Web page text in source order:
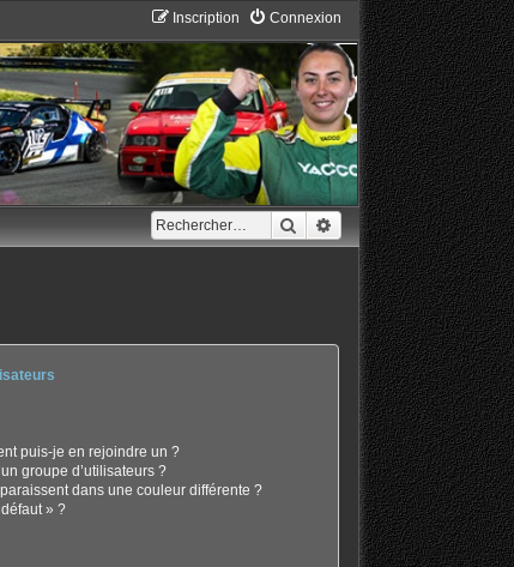
Connexion
Inscription
RechercherRecherche avancée
puis-je en rejoindre un ?
groupe d’utilisateurs ?
dans une couleur différente ?
» ?